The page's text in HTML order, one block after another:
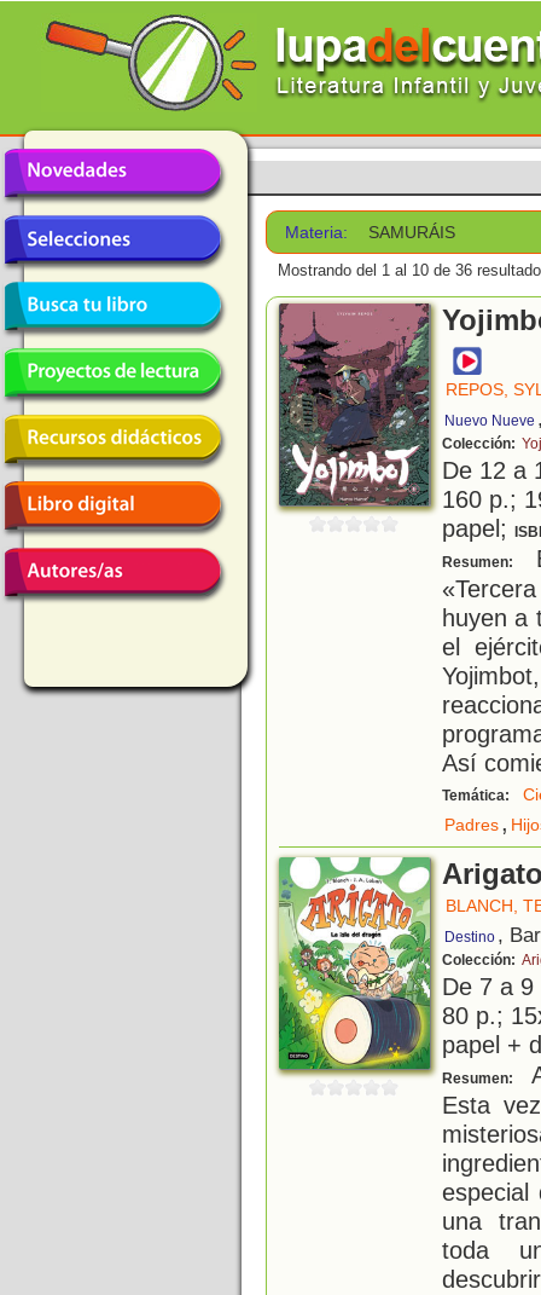
Materia: SAMURÁIS
Mostrando del 1 al 10 de 36
REPOS,
Nuevo Nueve
Colección:
De 12 a
160 p.;
papel;
Resumen:
huyen a
el
Así
Temática:
Padres,
BLANCH,
Destino ,
Colección:
De 7 a
80 p.;
papel +
Resumen:
Esta
especial
una
toda